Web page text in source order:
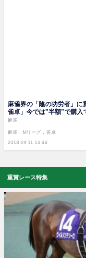
麻雀界の「陰の功労者」に
雀卓」今では”半額”で購入
2018.09.11 14:44
麻雀
麻雀 Mリーグ 雀卓
重賞レース特集